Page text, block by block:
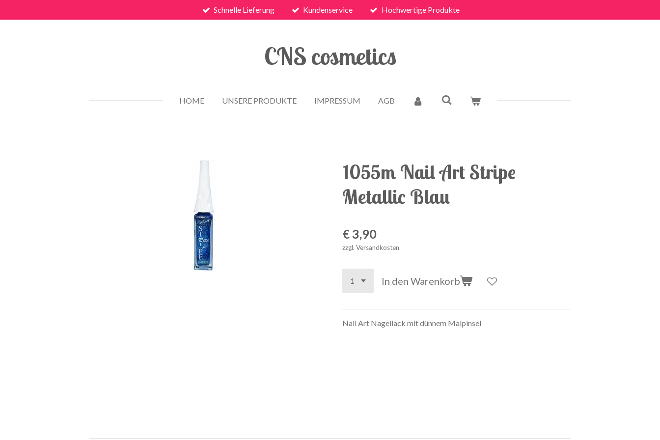
Hauptinhalt
Schnelle Lieferung Kundenservice Hochwertige Produkte
CNS cosmetics
HOME UNSERE PRODUKTE IMPRESSUM AGB
1055m Nail Art Stripe
Metallic Blau
€ 3,90
zzgl. Versandkosten
In den Warenkorb
Nail Art Nagellack mit dünnem Malpinsel